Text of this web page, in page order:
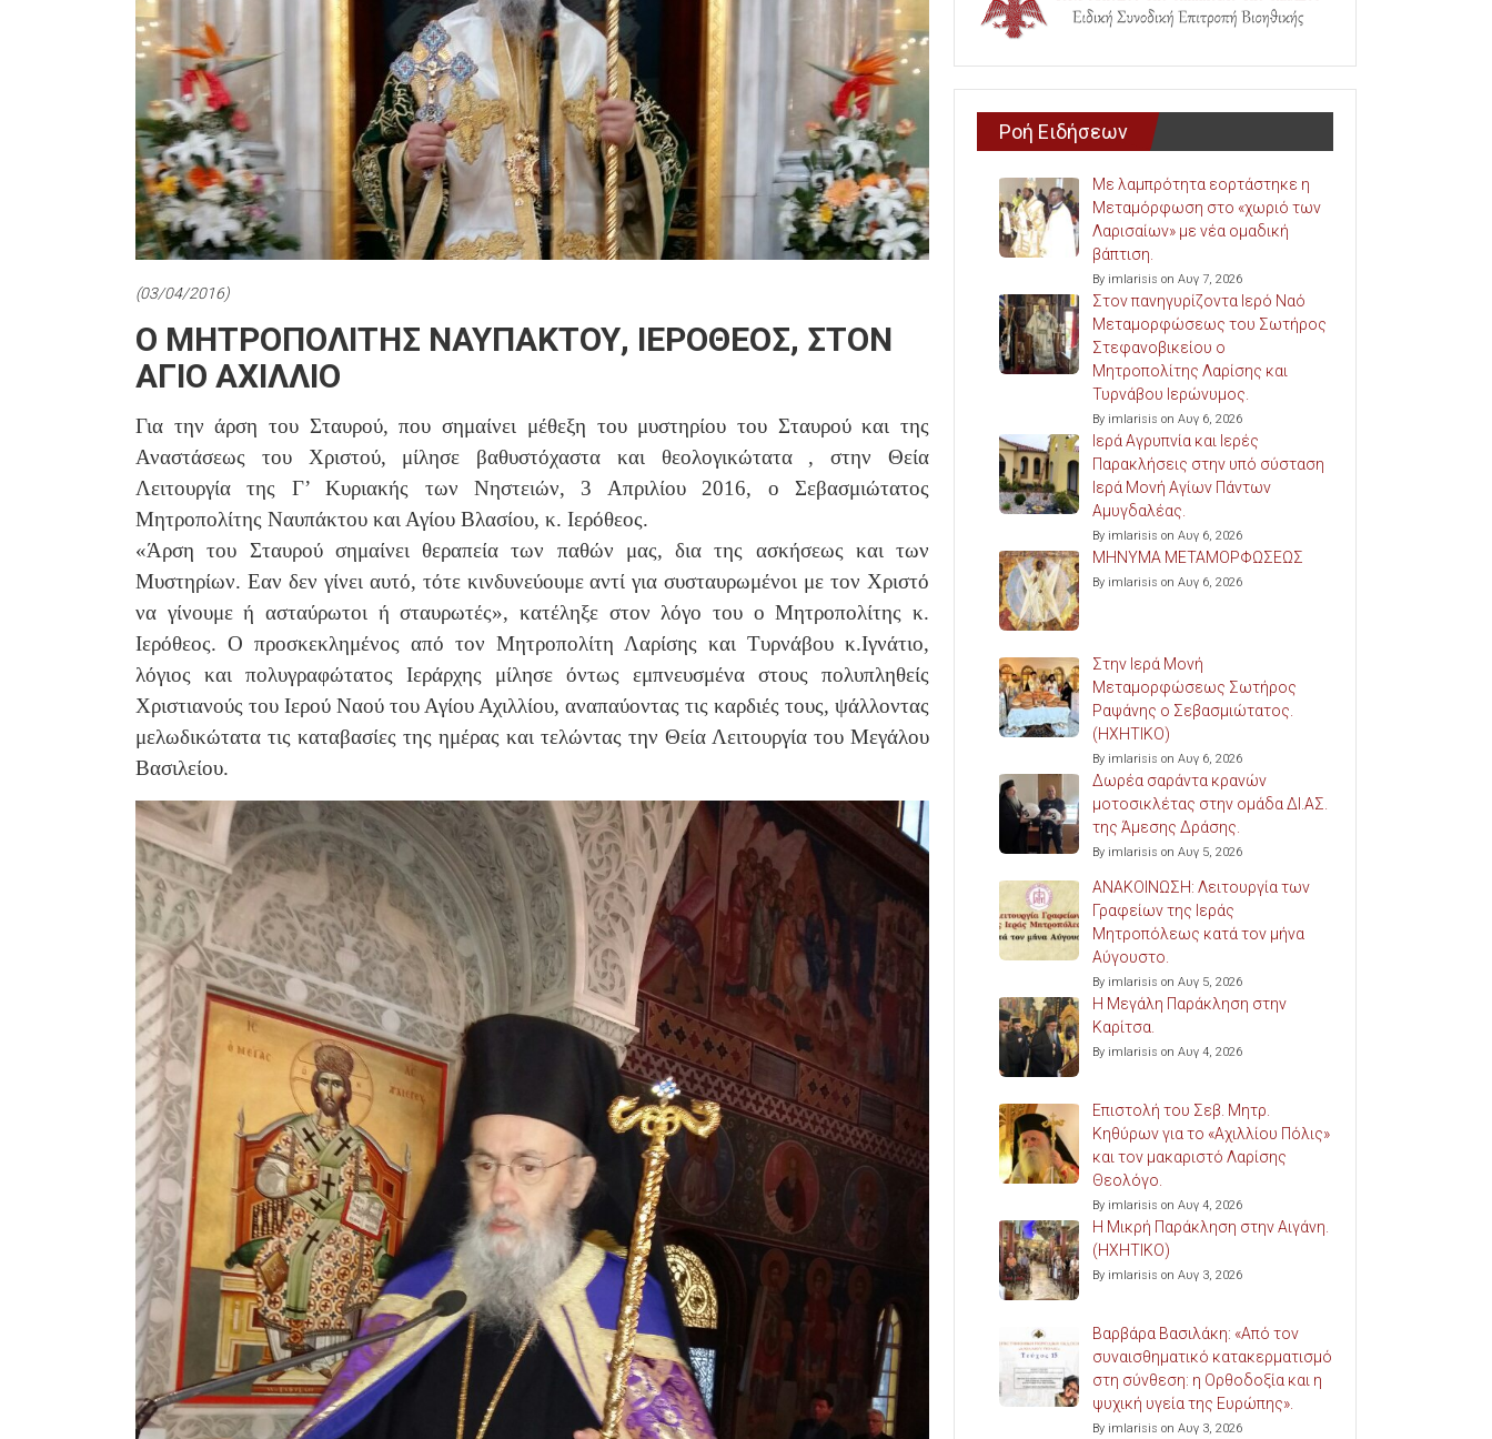
(03/04/2016)
Ο ΜΗΤΡΟΠΟΛΙΤΗΣ ΝΑΥΠΑΚΤΟΥ, ΙΕΡΟΘΕΟΣ, ΣΤΟΝ
ΑΓΙΟ ΑΧΙΛΛΙΟ
Για την άρση του Σταυρού, που σημαίνει μέθεξη του μυστηρίου του Σταυρού και της
Αναστάσεως του Χριστού, μίλησε βαθυστόχαστα και θεολογικώτατα , στην Θεία
Λειτουργία της Γ’ Κυριακής των Νηστειών, 3 Απριλίου 2016, ο Σεβασμιώτατος
Μητροπολίτης Ναυπάκτου και Αγίου Βλασίου, κ. Ιερόθεος.
«Άρση του Σταυρού σημαίνει θεραπεία των παθών μας, δια της ασκήσεως και των
Μυστηρίων. Εαν δεν γίνει αυτό, τότε κινδυνεύουμε αντί για συσταυρωμένοι με τον Χριστό
να γίνουμε ή ασταύρωτοι ή σταυρωτές», κατέληξε στον λόγο του ο Μητροπολίτης κ.
Ιερόθεος. Ο προσκεκλημένος από τον Μητροπολίτη Λαρίσης και Τυρνάβου κ.Ιγνάτιο,
λόγιος και πολυγραφώτατος Ιεράρχης μίλησε όντως εμπνευσμένα στους πολυπληθείς
Χριστιανούς του Ιερού Ναού του Αγίου Αχιλλίου, αναπαύοντας τις καρδιές τους, ψάλλοντας
μελωδικώτατα τις καταβασίες της ημέρας και τελώντας την Θεία Λειτουργία του Μεγάλου
Βασιλείου.
Ροή Ειδήσεων
Με λαμπρότητα εορτάστηκε η
Μεταμόρφωση στο «χωριό των
Λαρισαίων» με νέα ομαδική
βάπτιση.
By imlarisis on Αυγ 7, 2026
Στον πανηγυρίζοντα Ιερό Ναό
Μεταμορφώσεως του Σωτήρος
Στεφανοβικείου ο
Μητροπολίτης Λαρίσης και
Τυρνάβου Ιερώνυμος.
By imlarisis on Αυγ 6, 2026
Ιερά Αγρυπνία και Ιερές
Παρακλήσεις στην υπό σύσταση
Ιερά Μονή Αγίων Πάντων
Αμυγδαλέας.
By imlarisis on Αυγ 6, 2026
ΜΗΝΥΜΑ ΜΕΤΑΜΟΡΦΩΣΕΩΣ
By imlarisis on Αυγ 6, 2026
Στην Ιερά Μονή
Μεταμορφώσεως Σωτήρος
Ραψάνης ο Σεβασμιώτατος.
(ΗΧΗΤΙΚΟ)
By imlarisis on Αυγ 6, 2026
Δωρέα σαράντα κρανών
μοτοσικλέτας στην ομάδα ΔΙ.ΑΣ.
της Άμεσης Δράσης.
By imlarisis on Αυγ 5, 2026
ΑΝΑΚΟΙΝΩΣΗ: Λειτουργία των
Γραφείων της Ιεράς
Μητροπόλεως κατά τον μήνα
Αύγουστο.
By imlarisis on Αυγ 5, 2026
Η Μεγάλη Παράκληση στην
Καρίτσα.
By imlarisis on Αυγ 4, 2026
Επιστολή του Σεβ. Μητρ.
Κηθύρων για το «Αχιλλίου Πόλις»
και τον μακαριστό Λαρίσης
Θεολόγο.
By imlarisis on Αυγ 4, 2026
Η Μικρή Παράκληση στην Αιγάνη.
(ΗΧΗΤΙΚΟ)
By imlarisis on Αυγ 3, 2026
Βαρβάρα Βασιλάκη: «Από τον
συναισθηματικό κατακερματισμό
στη σύνθεση: η Ορθοδοξία και η
ψυχική υγεία της Ευρώπης».
By imlarisis on Αυγ 3, 2026